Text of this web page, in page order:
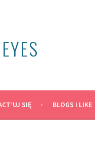
SIĘ BLOGS I LIKE